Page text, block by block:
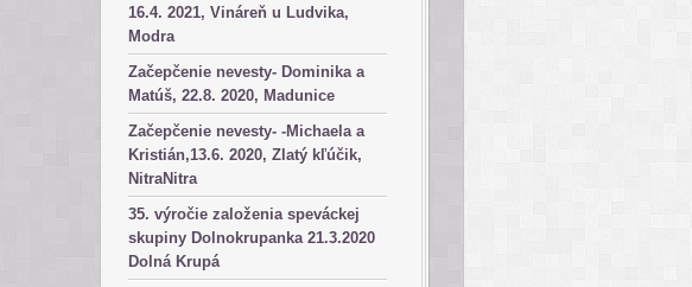
16.4. 2021, Vináreň u Ludvika,
Modra
Začepčenie nevesty- Dominika a
Matúš, 22.8. 2020, Madunice
Začepčenie nevesty- -Michaela a
Kristián,13.6. 2020, Zlatý kľúčik,
NitraNitra
35. výročie založenia speváckej
skupiny Dolnokrupanka 21.3.2020
Dolná Krupá